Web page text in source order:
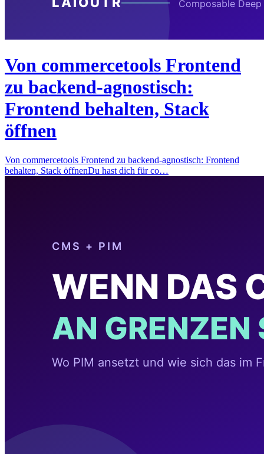
Von commercetools Frontend
zu backend-agnostisch:
Frontend behalten, Stack
öffnen
Von commercetools Frontend zu backend-agnostisch: Frontend
behalten, Stack öffnenDu hast dich für co…